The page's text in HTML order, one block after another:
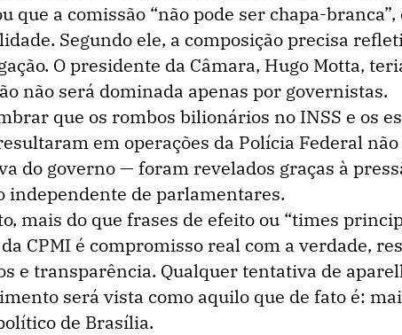
que a comissão “não pode ser chapa-
Segundo ele, a composição precisa
O presidente da Câmara, Hugo Motta,
não será dominada apenas por governistas.
que os rombos bilionários no INSS e os
em operações da Polícia Federal
do governo — foram revelados graças à
independente de parlamentares.
mais do que frases de efeito ou “times
CPMI é compromisso real com a verdade,
e transparência. Qualquer tentativa de
será vista como aquilo que de fato é:
de Brasília.